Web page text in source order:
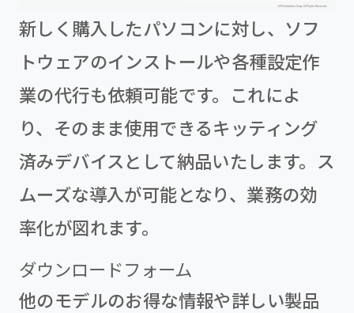
新しく購入したパソコンに対し、ソフ
トウェアのインストールや各種設定作
業の代行も依頼可能です。これによ
り、そのまま使用できるキッティング
済みデバイスとして納品いたします。ス
ムーズな導入が可能となり、業務の効
率化が図れます。
ダウンロードフォーム
他のモデルのお得な情報や詳しい製品